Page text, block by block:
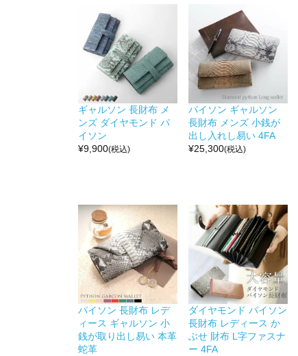
ギャルソン 長財布 メ
ンズ ダイヤモンド パ
イソン
¥9,900(税込)
パイソン ギャルソン
長財布 メンズ 小銭が
出し入れし易い 4FA
¥25,300(税込)
パイソン 長財布 レデ
ィース ギャルソン 小
銭が取り出し易い 本革
蛇革
ダイヤモンド パイソン
長財布 レディース か
ぶせ 財布 L字ファスナ
ー 4FA